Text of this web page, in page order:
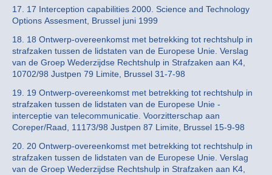
17. 17 Interception capabilities 2000. Science and Technology
Options Assesment, Brussel juni 1999
18. 18 Ontwerp-overeenkomst met betrekking tot rechtshulp in
strafzaken tussen de lidstaten van de Europese Unie. Verslag
van de Groep Wederzijdse Rechtshulp in Strafzaken aan K4,
10702/98 Justpen 79 Limite, Brussel 31-7-98
19. 19 Ontwerp-overeenkomst met betrekking tot rechtshulp in
strafzaken tussen de lidstaten van de Europese Unie ­
interceptie van telecommunicatie. Voorzitterschap aan
Coreper/Raad, 11173/98 Justpen 87 Limite, Brussel 15-9-98
20. 20 Ontwerp-overeenkomst met betrekking tot rechtshulp in
strafzaken tussen de lidstaten van de Europese Unie. Verslag
van de Groep Wederzijdse Rechtshulp in Strafzaken aan K4,